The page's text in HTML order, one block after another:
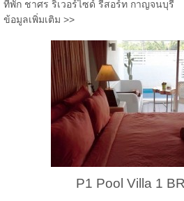
ที่พัก ชาศร ริเวอร์ไซด์ รีสอร์ท กาญจนบุรี
ข้อมูลเพิ่มเติม >>
P1 Pool Villa 1